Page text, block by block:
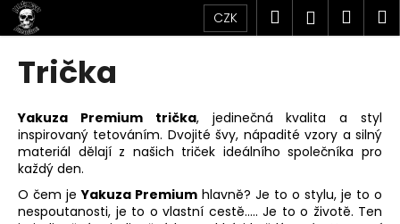
Přejít
na
obsah
CZK Hledat
Trička
Yakuza Premium trička, jedinečná kvalita a styl
inspirovaný tetováním. Dvojité švy, nápadité vzory a silný
materiál dělají z našich triček ideálního společníka pro
každý den.
O čem jeYakuza Premium hlavně? Je to o stylu, je to o
nespoutanosti, je to o vlastní cestě..... Je to o životě. Ten
K
o
o
p
o
t
ř